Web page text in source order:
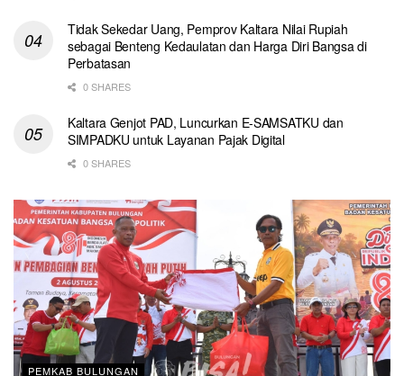
Tidak Sekedar Uang, Pemprov Kaltara Nilai Rupiah
sebagai Benteng Kedaulatan dan Harga Diri Bangsa di
Perbatasan
0 SHARES
Kaltara Genjot PAD, Luncurkan E-SAMSATKU dan
SIMPADKU untuk Layanan Pajak Digital
0 SHARES
PEMKAB BULUNGAN